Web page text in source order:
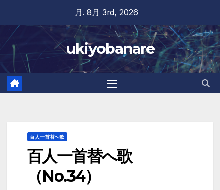
content
月. 8月 3rd, 2026
ukiyobanare
百人一首替へ歌
百人一首替へ歌
（No.34）